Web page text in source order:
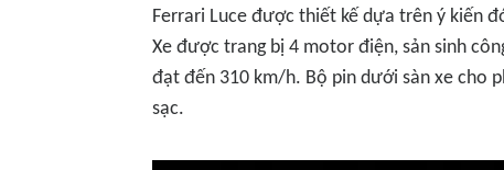
Ferrari Luce được thiết kế dựa trên ý kiến
Xe được trang bị 4 motor điện, sản sinh
đạt đến 310 km/h. Bộ pin dưới sàn xe cho
sạc.